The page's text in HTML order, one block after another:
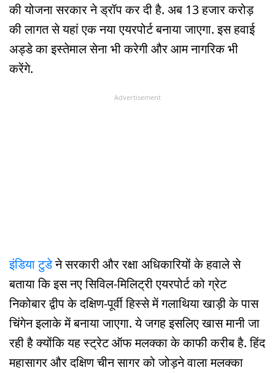
की योजना सरकार ने ड्रॉप कर दी है. अब 13 हजार करोड़
की लागत से यहां एक नया एयरपोर्ट बनाया जाएगा. इस हवाई
अड्डे का इस्तेमाल सेना भी करेगी और आम नागरिक भी
करेंगे.
Advertisement
इंडिया टुडेने सरकारी और रक्षा अधिकारियों के हवाले से
बताया कि इस नए सिविल-मिलिट्री एयरपोर्ट को ग्रेट
निकोबार द्वीप के दक्षिण-पूर्वी हिस्से में गलाथिया खाड़ी के पास
चिंगेन इलाके में बनाया जाएगा. ये जगह इसलिए खास मानी जा
रही है क्योंकि यह स्ट्रेट ऑफ मलक्का के काफी करीब है. हिंद
महासागर और दक्षिण चीन सागर को जोड़ने वाला मलक्का